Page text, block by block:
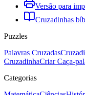
Versão para
Cruzadinhas
Puzzles
Palavras Cruzadas
CruzadinhaCriar Caça-
Categorias